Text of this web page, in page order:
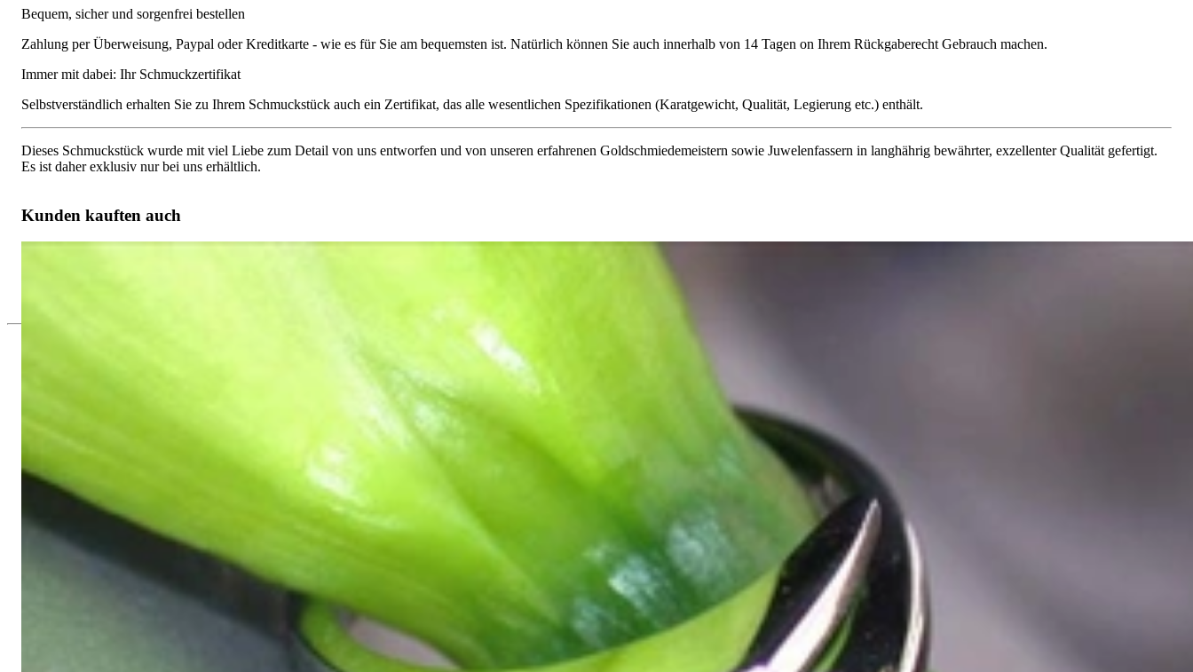
Bequem, sicher und sorgenfrei bestellen
Zahlung per Überweisung, Paypal oder Kreditkarte - wie es für Sie am bequemsten ist. Natürlich können Sie auch innerhalb von 14 Tagen on Ihrem Rückgaberecht Gebrauch machen.
Immer mit dabei: Ihr Schmuckzertifikat
Selbstverständlich erhalten Sie zu Ihrem Schmuckstück auch ein Zertifikat, das alle wesentlichen Spezifikationen (Karatgewicht, Qualität, Legierung etc.) enthält.
Dieses Schmuckstück wurde mit viel Liebe zum Detail von uns entworfen und von unseren erfahrenen Goldschmiedemeistern sowie Juwelenfassern in langhährig bewährter, exzellenter Qualität gefertigt.
Es ist daher exklusiv nur bei uns erhältlich.
Kunden kauften auch
Exklusiver Schmuck, Leidenschaft für das Außergewöhnliche
Hochwertiger Schmuck ist vor allem eine Frage des Vertrauens. Zugleich sollte er so einzigartig sein wie die Frau, die ihn trägt. Schmuck „von der Stange“ werden Sie daher bei uns ebenso wenig finden
Hochwertiger Schmuck ist mehr als „nur ein Accessoire“ - das ist nicht nur unsere Überzeugung, sondern auch der Gedanke, mit dem alles begann. 1995 als kleines Juweliergeschäft nahe Münchens
gegründet, hatte meine Mutter und Gründerin Gabriela Pyka vor allem eines im Blick: Exklusive Schmuckkreationen anzubieten, auf die man angesprochen wird. Gepaart mit höchster Leidenschaft für
erlesene Edelsteine und Perlen, erwuchs daraus 2002 unsere Online-Boutique für anspruchsvolle Schmuckkenner, die das Außergewöhnliche zu schätzen wissen. Seitdem bedienen wir unsere zahlreichen
Kunden aus Deutschland und der ganzen Welt ausschließlich online.
Dabei sind wir mehr als ein Juwelier, mehr als „bloß ein Onlineshop“. Wir führen keine Marken, sondern sind selbst die Marke. Wir füllen die Lücke zwischen großen Namen und „Schmuck von der
Stange“, wie er allerorts zu finden ist - mit ausgefallenen Kreationen, die wir von unseren erfahrenen Goldschmiede Meistern auf höchstem Niveau realisieren lassen. Immer ein bisschen anders, stets mit
Raffinesse und Liebe zum Detail; stilvoll wie elegant im Design, kompromisslos in der Qualität.
Unsere Passion gilt unvergänglicher Schönheit, die sich in unseren Kreationen entfaltet. Nichts treibt uns mehr an, als diese Leidenschaft mit Ihnen zu teilen. Kompromissloses Engagement, erstklassige
Materialien, meisterhafte Fertigung, einzigartige Designs, persönlicher Service – das ist unser Versprechen an Sie.